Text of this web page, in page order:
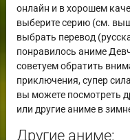
онлайн и в хорошем
выберите серию (см.
выбрать перевод
понравилось аниме
советуем обратить
приключения, супер
вы можете посмотреть
или другие аниме в
Другие аниме: